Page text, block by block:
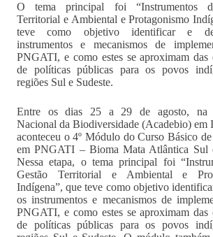
O tema principal foi “Instrumentos
Territorial e Ambiental e Protagonismo
teve como objetivo identificar e
instrumentos e mecanismos de
PNGATI, e como estes se aproximam das
de políticas públicas para os povos
regiões Sul e Sudeste.
Entre os dias 25 a 29 de agosto, na
Nacional da Biodiversidade (Acadebio) em
aconteceu o 4º Módulo do Curso Básico
em PNGATI – Bioma Mata Atlântica Sul
Nessa etapa, o tema principal foi
Gestão Territorial e Ambiental e
Indígena”, que teve como objetivo
os instrumentos e mecanismos de
PNGATI, e como estes se aproximam das
de políticas públicas para os povos